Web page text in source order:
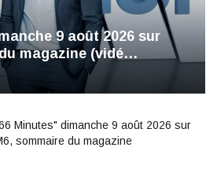
9 août 2026 sur
magazine (vidé…
Minutes" dimanche 9 août 2026 sur
sommaire du magazine